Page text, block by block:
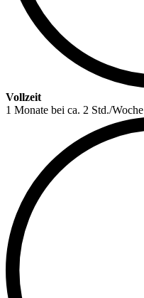
Vollzeit
1 Monate bei ca. 2 Std./Woche